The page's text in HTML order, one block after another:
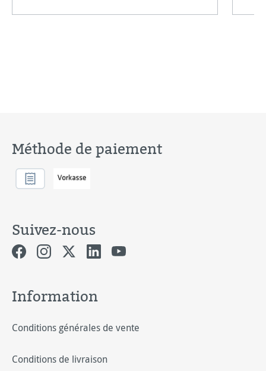
Méthode de paiement
Suivez-nous
Information
Conditions générales de vente
Conditions de livraison